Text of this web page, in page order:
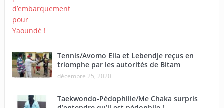
Tennis/Avomo Ella et Lebendje reçus en
triomphe par les autorités de Bitam
décembre 25, 2020
Taekwondo-Pédophilie/Me Chaka surpris